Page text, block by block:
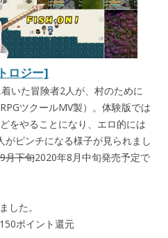
ロジー]
いた冒険者2人が、村のために
ツクールMV製）。体験版では
をやることになり、エロ的には
ピンチになる様子が見られまし
月下旬2020年8月中旬発売予定で
した。
ポイント還元